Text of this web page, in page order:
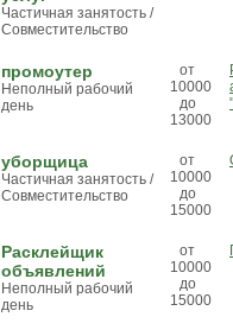
Частичная занятость /
Совместительство
промоутер
Неполный рабочий
день
от
10000
до
13000
уборщица
Частичная занятость /
Совместительство
от
10000
до
15000
Расклейщик
объявлений
Неполный рабочий
день
от
10000
до
15000